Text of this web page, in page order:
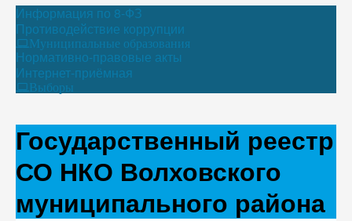
Информация по 8-ФЗ
Противодействие коррупции
Муниципальные образования
Нормативно-правовые акты
Интернет-приёмная
Выборы
Государственный реестр
СО НКО Волховского
муниципального района